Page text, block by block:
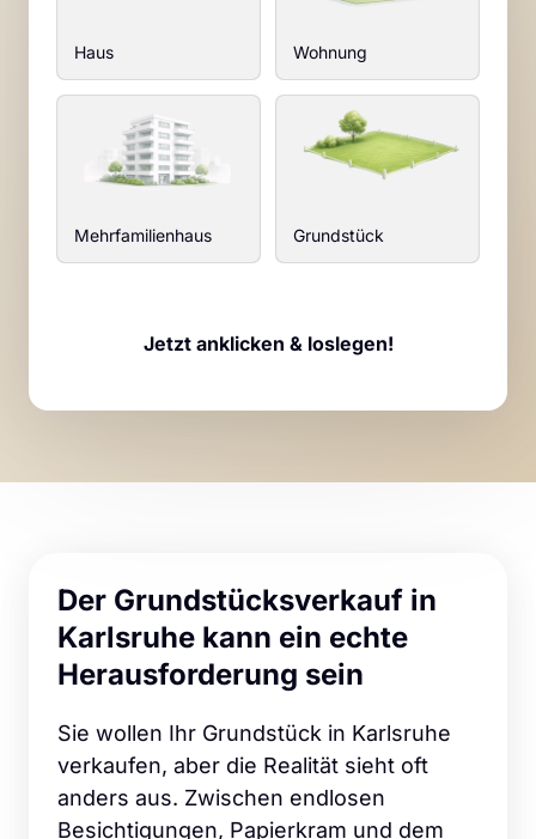
Haus Wohnung
Mehrfamilienhaus Grundstück
Jetzt anklicken & loslegen!
Der Grundstücksverkauf in
Karlsruhe kann ein echte
Herausforderung sein
Sie wollen Ihr Grundstück in Karlsruhe
verkaufen, aber die Realität sieht oft
anders aus. Zwischen endlosen
Besichtigungen, Papierkram und dem